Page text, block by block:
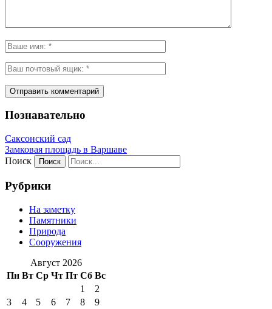
Познавательно
Саксонский сад
Замковая площадь в Варшаве
Поиск
Рубрики
На заметку
Памятники
Природа
Сооружения
Август 2026
Пн Вт Ср Чт Пт Сб Вс
1
2
3
4 5 6 7 8
9